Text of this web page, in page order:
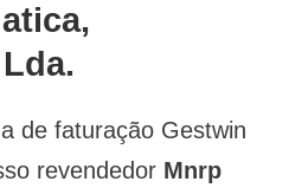
de faturação Gestwin
revendedor Mnrp